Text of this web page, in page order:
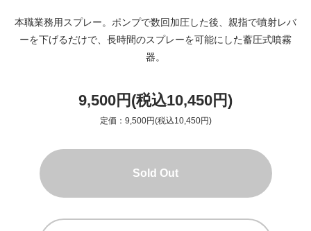
本職業務用スプレー。ポンプで数回加圧した後、親指で噴射レバ
ーを下げるだけで、長時間のスプレーを可能にした蓄圧式噴霧
器。
9,500円(税込10,450円)
定価：9,500円(税込10,450円)
Sold Out